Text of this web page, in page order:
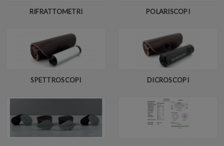
RIFRATTOMETRI POLARISCOPI
SPETTROSCOPI DICROSCOPI